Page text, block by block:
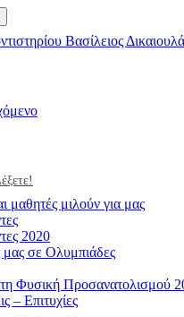
μαθητές μιλούν για μας
2020
σε Ολυμπιάδες
Φυσική Προσανατολισμού
– Επιτυχίες